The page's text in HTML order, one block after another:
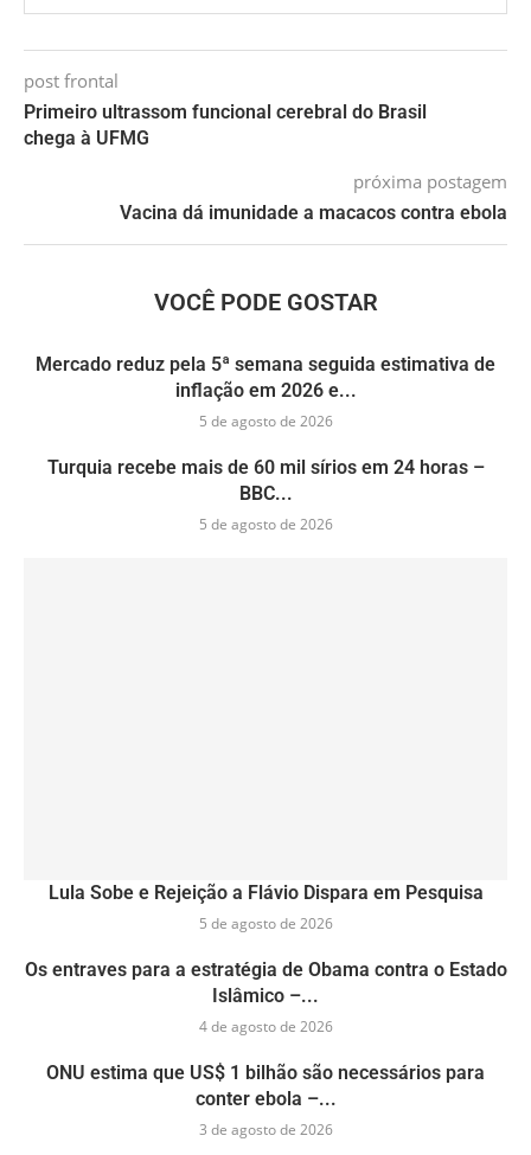
post frontal
Primeiro ultrassom funcional cerebral do Brasil
chega à UFMG
próxima postagem
Vacina dá imunidade a macacos contra ebola
VOCÊ PODE GOSTAR
Mercado reduz pela 5ª semana seguida estimativa de
inflação em 2026 e...
5 de agosto de 2026
Turquia recebe mais de 60 mil sírios em 24 horas –
BBC...
5 de agosto de 2026
Lula Sobe e Rejeição a Flávio Dispara em Pesquisa
5 de agosto de 2026
Os entraves para a estratégia de Obama contra o Estado
Islâmico –...
4 de agosto de 2026
ONU estima que US$ 1 bilhão são necessários para
conter ebola –...
3 de agosto de 2026